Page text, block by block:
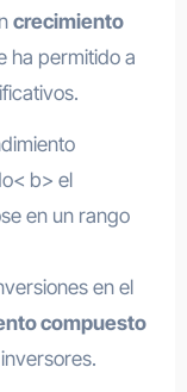
crecimiento
ha permitido a
b> el
en un rango
en el
compuesto